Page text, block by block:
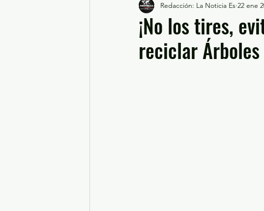
Nacional Estatal
Educación y Cultura Seguridad
¡No los tires,
reciclar Árboles
Redacción: La Noticia Es 22 ene